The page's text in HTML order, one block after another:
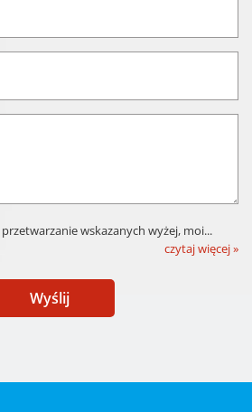
wskazanych wyżej, moi...
czytaj więcej »
Wyślij